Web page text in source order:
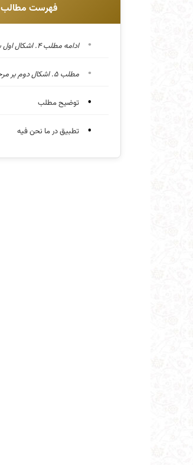
فهرست مطالب
ادامه مطلب ۴. اشکال اول بر مرحوم شیخ
مطلب ۵. اشکال دوم بر مرحوم شیخ
توضیح مطلب
تطبیق در ما نحن فیه